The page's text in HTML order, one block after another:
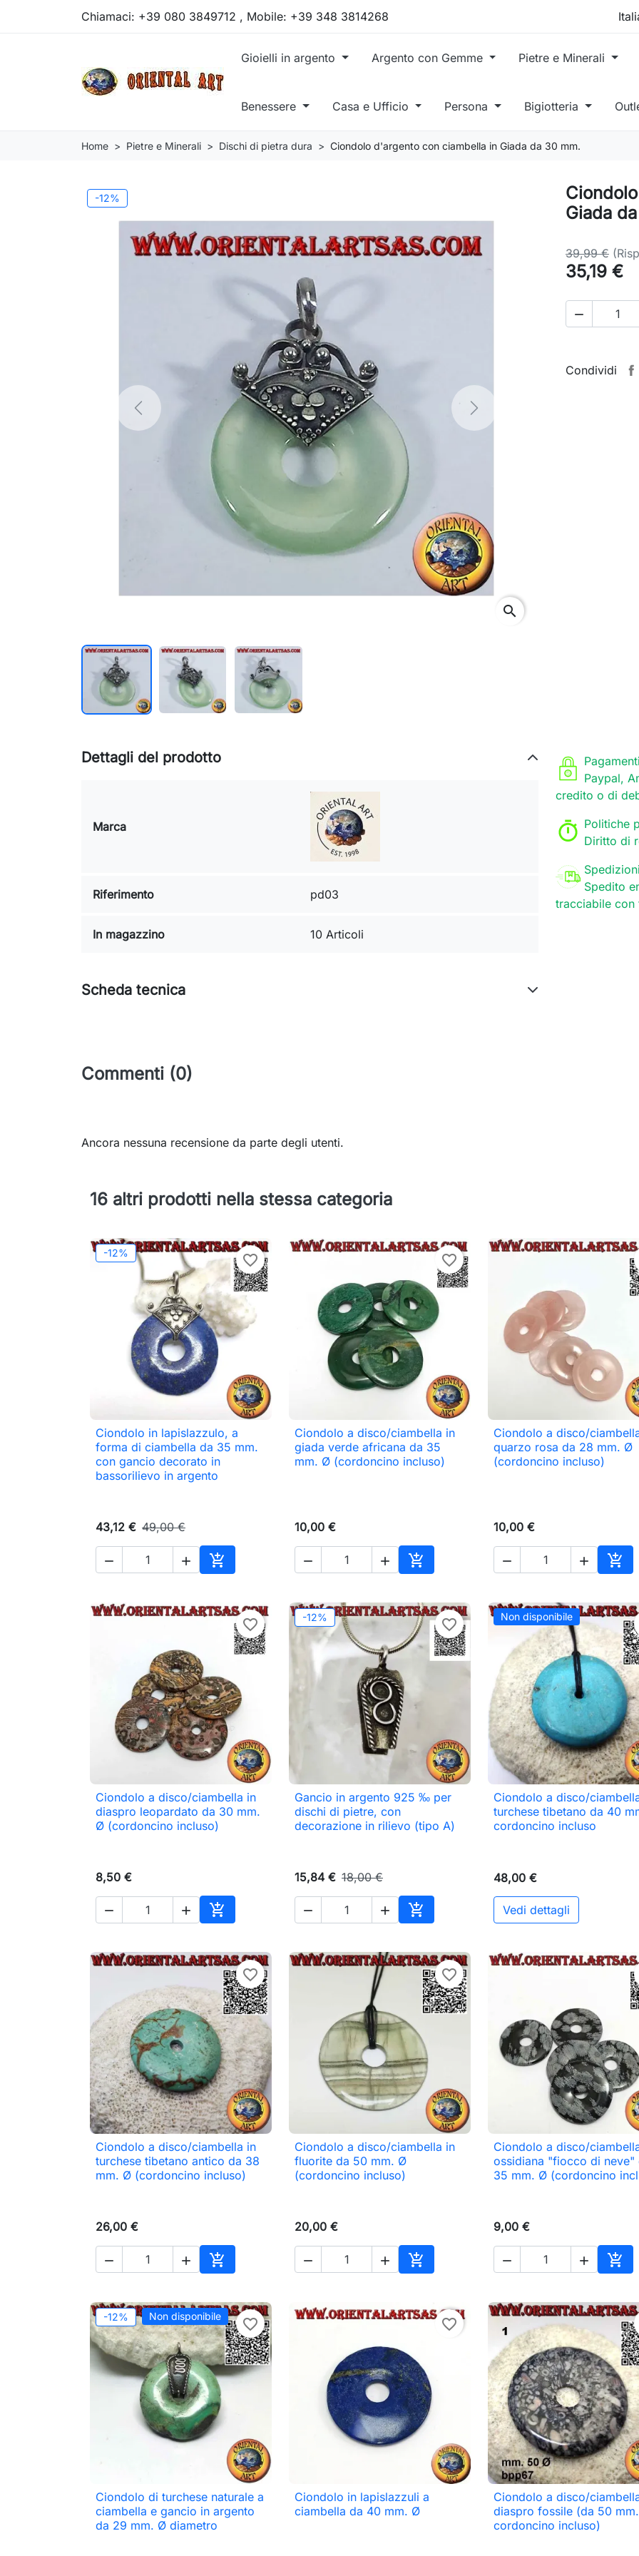
Chiamaci: +39 080 3849712 , Mobile: +39 348 3814268
Gioielli in argento Argento con Gemme Pietre e Minerali
Benessere Casa e Ufficio Persona Bigiotteria
Home Pietre e Minerali Dischi di pietra dura Ciondolo d'argento con ciambella in Giada da 30 mm.
-12%
Previous Next
search
Giada
39,99 €
35,19 €

Condividi
Paypal,
credito o di
Politiche
Diritto di
Spedizioni
Spedito
tracciabile con
Dettagli del prodotto
Marca
Riferimento pd03
In magazzino 10 Articoli
Scheda tecnica
Commenti (0)
Ancora nessuna recensione da parte degli utenti.
16 altri prodotti nella stessa categoria
-12% favorite_border
 Anteprima
Ciondolo in lapislazzulo, a
forma di ciambella da 35 mm.
con gancio decorato in
bassorilievo in argento
43,12 € 49,00 €
  
Aggiungi al carrello
favorite_border
 Anteprima
Ciondolo a disco/ciambella in
giada verde africana da 35
mm. Ø (cordoncino incluso)
10,00 €
  
Aggiungi al carrello
 Anteprima
Ciondolo a disco/
quarzo rosa da 28 mm. Ø
(cordoncino incluso)
10,00 €
  
favorite_border
 Anteprima
Ciondolo a disco/ciambella in
diaspro leopardato da 30 mm.
Ø (cordoncino incluso)
8,50 €
  
Aggiungi al carrello
-12% favorite_border
 Anteprima
Gancio in argento 925 ‰ per
dischi di pietre, con
decorazione in rilievo (tipo A)
15,84 € 18,00 €
  
Aggiungi al carrello
Non disponibile
 Anteprima
Ciondolo a disco/
turchese tibetano da 40
cordoncino incluso
48,00 €
Vedi dettagli
favorite_border
 Anteprima
Ciondolo a disco/ciambella in
turchese tibetano antico da 38
mm. Ø (cordoncino incluso)
26,00 €
  
Aggiungi al carrello
favorite_border
 Anteprima
Ciondolo a disco/ciambella in
fluorite da 50 mm. Ø
(cordoncino incluso)
20,00 €
  
Aggiungi al carrello
 Anteprima
Ciondolo a disco/
ossidiana "fiocco di neve"
35 mm. Ø (cordoncino
9,00 €
  
-12% Non disponibile favorite_border
 Anteprima
Ciondolo di turchese naturale a
ciambella e gancio in argento
da 29 mm. Ø diametro
favorite_border
 Anteprima
Ciondolo in lapislazzuli a
ciambella da 40 mm. Ø
 Anteprima
Ciondolo a disco/
diaspro fossile (da 50
cordoncino incluso)